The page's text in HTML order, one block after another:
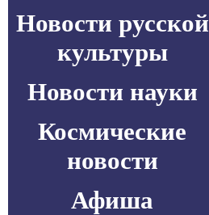
Новости русской
культуры
Новости науки
Космические
новости
Афиша